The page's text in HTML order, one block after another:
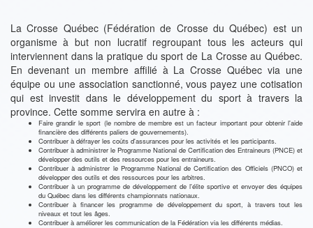
La Crosse Québec (Fédération de Crosse du Québec) est un
organisme à but non lucratif regroupant tous les acteurs qui
interviennent dans la pratique du sport de La Crosse au Québec.
En devenant un membre affilié à La Crosse Québec via une
équipe ou une association sanctionné, vous payez une cotisation
qui est investit dans le développement du sport à travers la
province. Cette somme servira en autre à :
Faire grandir le sport (le nombre de membre est un facteur important pour obtenir l'aide
financière des différents paliers de gouvernements).
Contribuer à défrayer les coûts d'assurances pour les activités et les participants.
Contribuer à administrer le Programme National de Certification des Entraineurs (PNCE) et
développer des outils et des ressources pour les entraineurs.
Contribuer à administrer le Programme National de Certification des Officiels (PNCO) et
développer des outils et des ressources pour les arbitres.
Contribuer à un programme de développement de l'élite sportive et envoyer des équipes
du Québec dans les différents championnats nationaux.
Contribuer à financer les programme de développement du sport, à travers tout les
niveaux et tout les âges.
Contribuer à améliorer les communication de la Fédération via les différents médias.